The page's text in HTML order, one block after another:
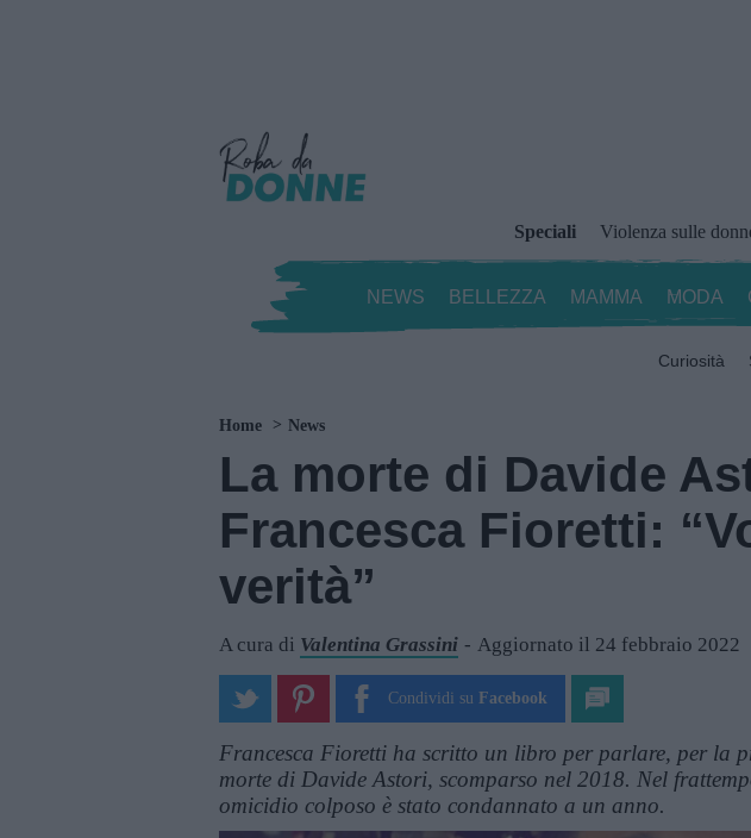
Speciali Violenza sulle
NEWS BELLEZZA MAMMA MODA
Curiosità
Home News
La morte di Davide
Francesca Fioretti:
verità”
A cura di Valentina Grassini Aggiornato il 24 febbraio 2022
Condividi su Facebook
Francesca Fioretti ha scritto un libro per parlare, per la
morte di Davide Astori, scomparso nel 2018. Nel
omicidio colposo è stato condannato a un anno.